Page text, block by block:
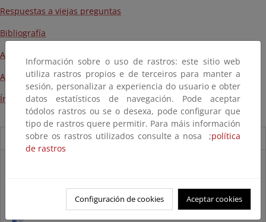
Respuestas a viejas preguntas
Bibliografía
Apéndice I
Apéndice II
Índice de nombres latín y castellano
Novedades
Preguntas frecuentes...
Información sobre o uso de rastros: este sitio web
utiliza rastros propios e de terceiros para manter a
sesión, personalizar a experiencia do usuario e obter
datos estatísticos de navegación. Pode aceptar
tódolos rastros ou se o desexa, pode configurar que
tipo de rastros quere permitir. Para máis información
sobre os rastros utilizados consulte a nosa ;política
de rastros
Configuración de cookies Aceptar cookies